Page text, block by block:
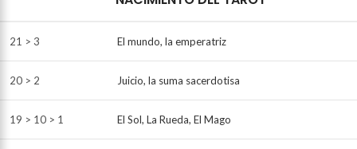
21 > 3 El mundo, la emperatriz
20 > 2 Juicio, la suma sacerdotisa
19 > 10 > 1 El Sol, La Rueda, El Mago